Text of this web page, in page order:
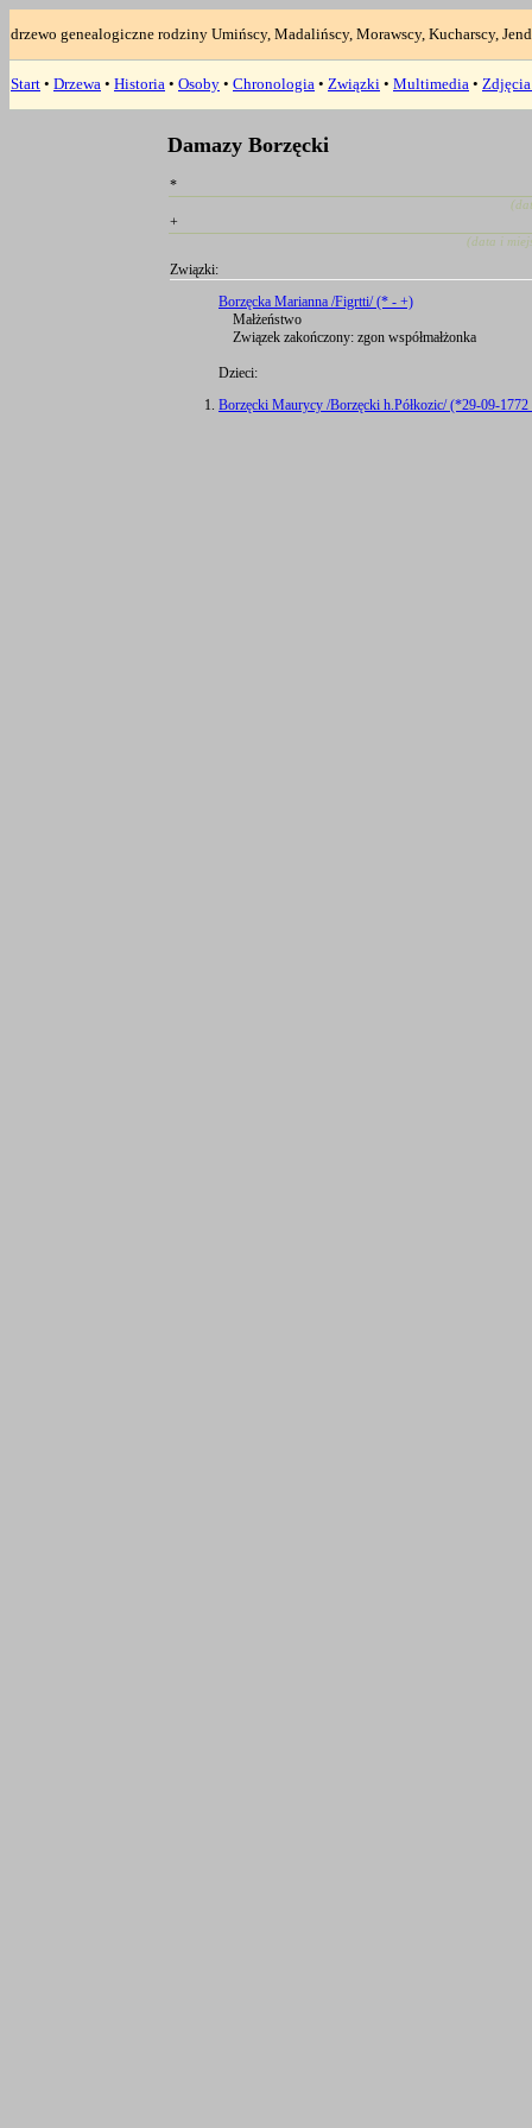
drzewo genealogiczne rodziny Umińscy, Madalińscy, Morawscy, Kucharscy,
Start • Drzewa • Historia • Osoby • Chronologia • Związki • Multimedia •
Damazy Borzęcki
*
+
(data i
Związki:
Borzęcka Marianna /Figrtti/ (* - +)
Małżeństwo
Związek zakończony: zgon współmałżonka
Dzieci:
Borzęcki Maurycy /Borzęcki h.Półkozic/ (*29-09-